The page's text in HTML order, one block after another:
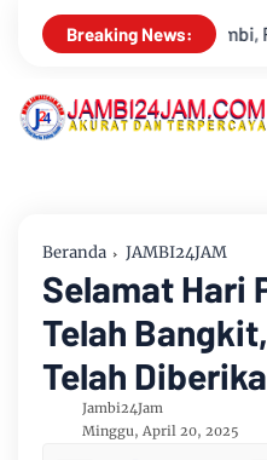
Breaking News:
Gelam Terus Dikebut
Beranda JAMBI24JAM
Selamat Hari
Telah
Telah
Jambi24Jam
Minggu, April 20, 2025